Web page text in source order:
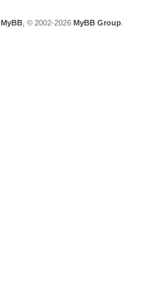
MyBB , © 2002-2026 MyBB Group